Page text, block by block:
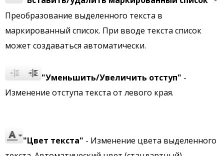
Преобразование выделенного текста в
маркированный список. При вводе текста список
может создаваться автоматически.
"Уменьшить/Увеличить отступ" -
Изменение отступа текста от левого края.
"Цвет текста" - Изменение цвета выделенного